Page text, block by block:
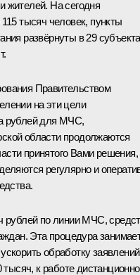
жителей. На сегодня
тысяч человек, пункты
развёрнуты в 29
Правительством
на эти цели
рублей для МЧС,
области продолжаются
принятого Вами решения,
регулярно и
рублей по линии МЧС,
Эта процедура
обработку
к работе дистанционно